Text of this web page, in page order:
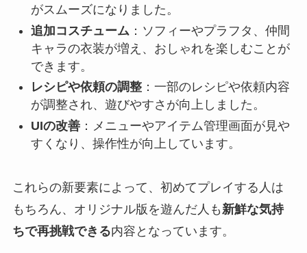
がスムーズになりました。
追加コスチューム ：ソフィーやプラフタ、仲間
キャラの衣装が増え、おしゃれを楽しむことが
できます。
レシピや依頼の調整：一部のレシピや依頼内容
が調整され、遊びやすさが向上しました。
UIの改善：メニューやアイテム管理画面が見や
すくなり、操作性が向上しています。
これらの新要素によって、初めてプレイする人は
もちろん、オリジナル版を遊んだ人も新鮮な気持
ちで再挑戦できる内容となっています。